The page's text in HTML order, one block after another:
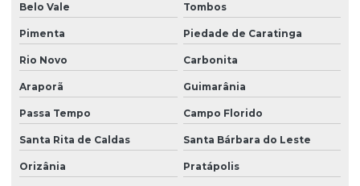
Belo Vale Tombos
Pimenta Piedade de Caratinga
Rio Novo Carbonita
Araporã Guimarânia
Passa Tempo Campo Florido
Santa Rita de Caldas Santa Bárbara do Leste
Orizânia Pratápolis